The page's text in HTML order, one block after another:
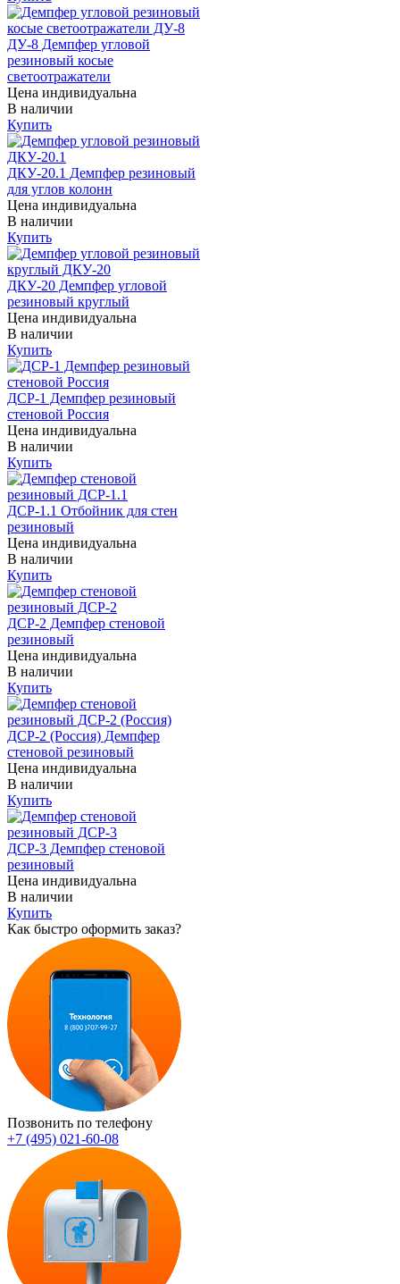
ДУ-8 Демпфер угловой
резиновый косые
светоотражатели
Цена индивидуальна
В наличии
Купить
ДКУ-20.1 Демпфер резиновый
для углов колонн
Цена индивидуальна
В наличии
Купить
ДКУ-20 Демпфер угловой
резиновый круглый
Цена индивидуальна
В наличии
Купить
ДСР-1 Демпфер резиновый
стеновой Россия
Цена индивидуальна
В наличии
Купить
ДСР-1.1 Отбойник для стен
резиновый
Цена индивидуальна
В наличии
Купить
ДСР-2 Демпфер стеновой
резиновый
Цена индивидуальна
В наличии
Купить
ДСР-2 (Россия) Демпфер
стеновой резиновый
Цена индивидуальна
В наличии
Купить
ДСР-3 Демпфер стеновой
резиновый
Цена индивидуальна
В наличии
Купить
Как быстро оформить заказ?
Позвонить по телефону
+7 (495) 021-60-08